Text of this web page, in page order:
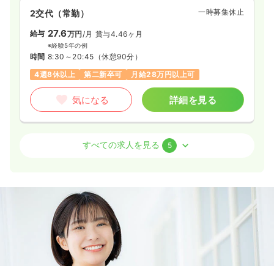
2交代（常勤） 一時募集休止
給与 27.6万円 /月 賞与4.46ヶ月
※経験5年の例
時間 8:30～20:45 （休憩90分）
4週8休以上
第二新卒可 月給28万円以上可
気になる 詳細を見る
万円/月 賞与100.8万円
※経験6年の例
8:30～20:45（休憩90分）
4週8休以上
第二新卒可
気になる
すべての求人を見る 5